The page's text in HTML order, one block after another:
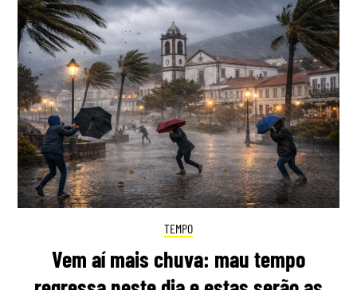
TEMPO
Vem aí mais chuva: mau tempo